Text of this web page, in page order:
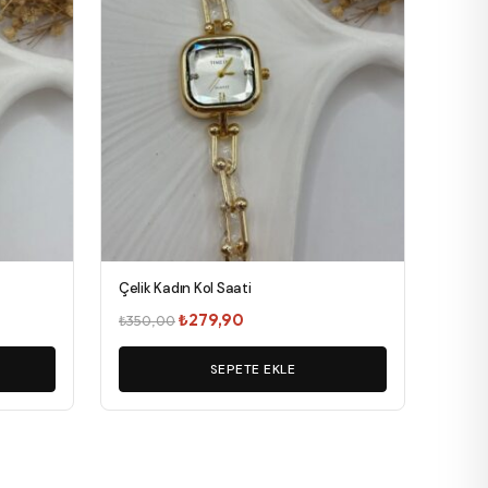
Çelik Kadın Kol Saati
₺350,00Orijinal
fiyat:
₺350,00.
₺279,90
andaki
fiyat:
₺279,90.
SEPETE EKLE